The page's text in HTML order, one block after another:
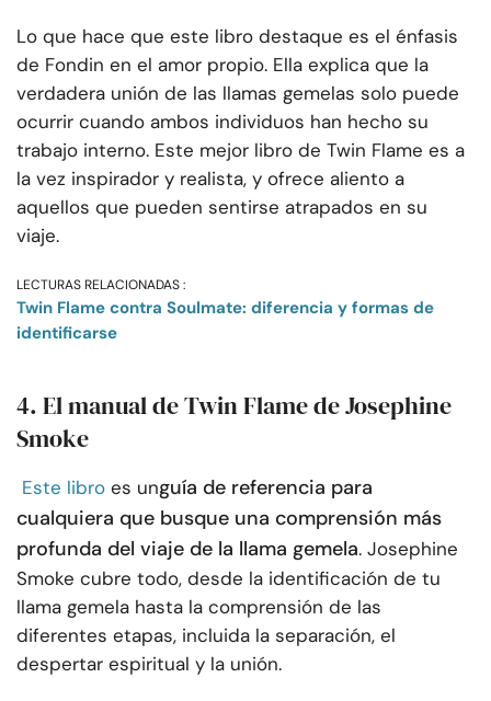
Lo que hace que este libro destaque es el énfasis
de Fondin en el amor propio. Ella explica que la
verdadera unión de las llamas gemelas solo puede
ocurrir cuando ambos individuos han hecho su
trabajo interno. Este mejor libro de Twin Flame es a
la vez inspirador y realista, y ofrece aliento a
aquellos que pueden sentirse atrapados en su
viaje.
LECTURAS RELACIONADAS :
Twin Flame contra Soulmate: diferencia y formas de
identificarse
4. El manual de Twin Flame de Josephine
Smoke
Este libro es unguía de referencia para
cualquiera que busque una comprensión más
profunda del viaje de la llama gemela. Josephine
Smoke cubre todo, desde la identificación de tu
llama gemela hasta la comprensión de las
diferentes etapas, incluida la separación, el
despertar espiritual y la unión.